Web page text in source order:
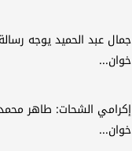
جمال عبد الحميد يوجه
خوان...
إكرامي الشحات: طاهر
خوان...